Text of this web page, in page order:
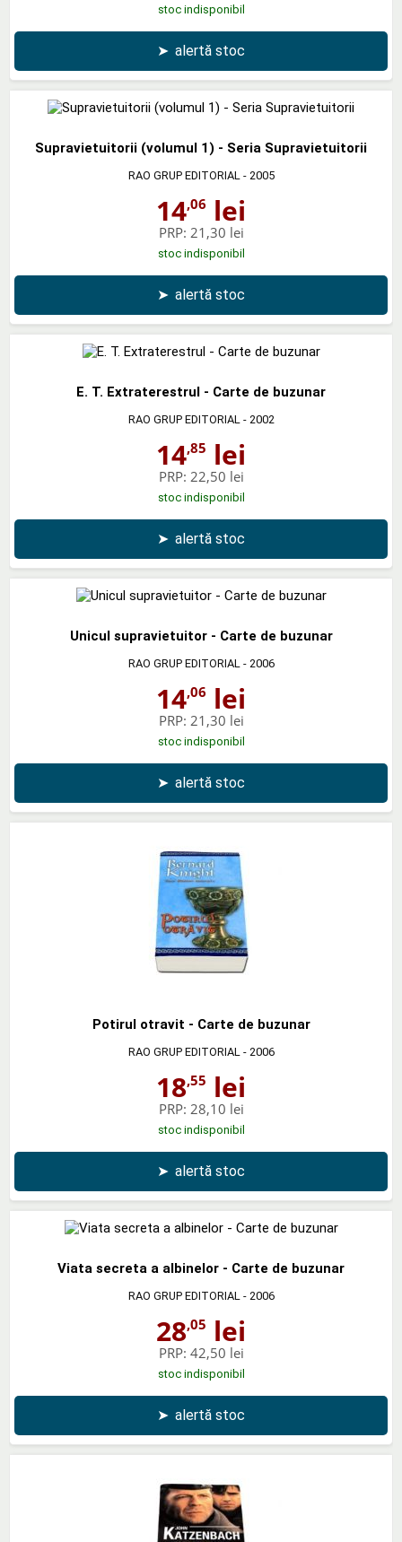
stoc indisponibil
➤ alertă stoc
Supravietuitorii (volumul 1) - Seria Supravietuitorii
RAO GRUP EDITORIAL - 2005
14,06 lei
PRP: 21,30 lei
stoc indisponibil
➤ alertă stoc
E. T. Extraterestrul - Carte de buzunar
RAO GRUP EDITORIAL - 2002
14,85 lei
PRP: 22,50 lei
stoc indisponibil
➤ alertă stoc
Unicul supravietuitor - Carte de buzunar
RAO GRUP EDITORIAL - 2006
14,06 lei
PRP: 21,30 lei
stoc indisponibil
➤ alertă stoc
Potirul otravit - Carte de buzunar
RAO GRUP EDITORIAL - 2006
18,55 lei
PRP: 28,10 lei
stoc indisponibil
➤ alertă stoc
Viata secreta a albinelor - Carte de buzunar
RAO GRUP EDITORIAL - 2006
28,05 lei
PRP: 42,50 lei
stoc indisponibil
➤ alertă stoc